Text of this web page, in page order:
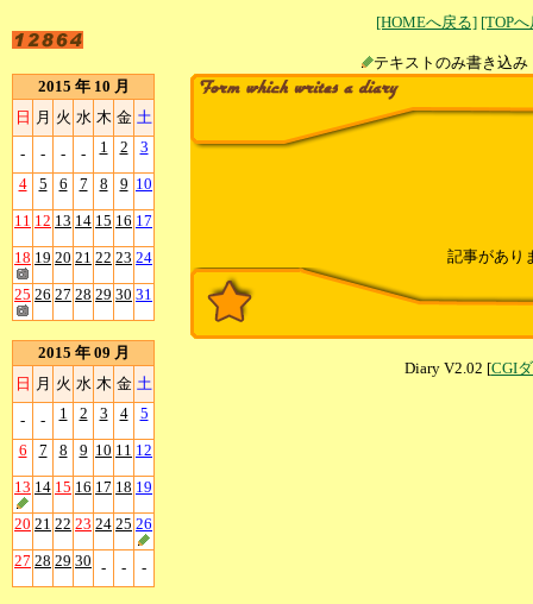
[HOMEへ戻る] [TOP
テキストのみ書
2015 年 10 月
日 月 火 水 木 金 土
- - - - 1 2 3
4 5 6 7 8 9 10
11 12 13 14 15 16 17
18 19 20 21 22 23 24
25 26 27 28 29 30 31
2015 年 09 月
日 月 火 水 木 金 土
- - 1 2 3 4 5
6 7 8 9 10 11 12
13 14 15 16 17 18 19
20 21 22 23 24 25 26
27 28 29 30 - - -
記事があり
Diary V2.02 [CGI